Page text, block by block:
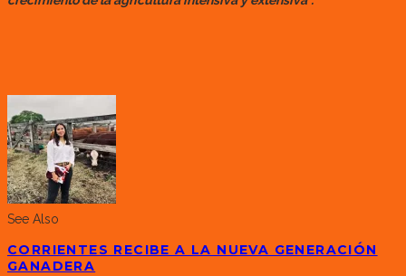
See Also
CORRIENTES RECIBE A LA NUEVA GENERACIÓN
GANADERA